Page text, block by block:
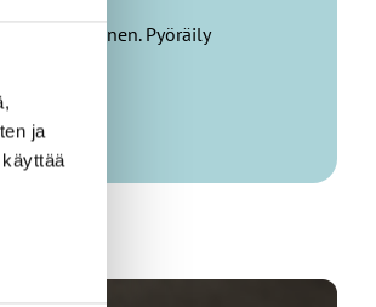
ja
edistäminen. Pyöräily